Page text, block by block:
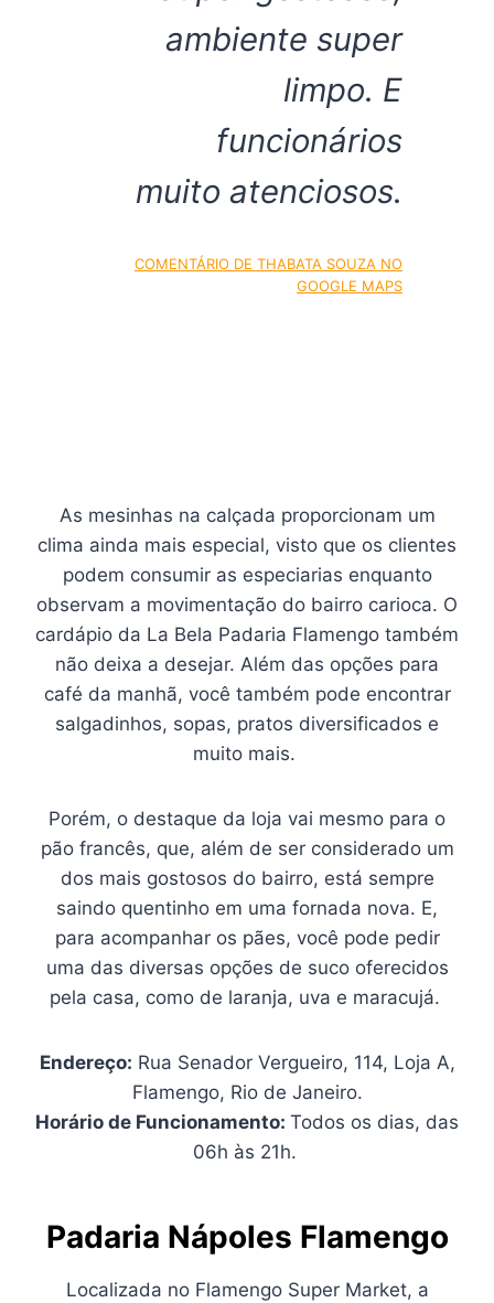
ambiente super
limpo. E
funcionários
muito atenciosos.
COMENTÁRIO DE THABATA SOUZA NO
GOOGLE MAPS
As mesinhas na calçada proporcionam um
clima ainda mais especial, visto que os clientes
podem consumir as especiarias enquanto
observam a movimentação do bairro carioca. O
cardápio da La Bela Padaria Flamengo também
não deixa a desejar. Além das opções para
café da manhã, você também pode encontrar
salgadinhos, sopas, pratos diversificados e
muito mais.
Porém, o destaque da loja vai mesmo para o
pão francês, que, além de ser considerado um
dos mais gostosos do bairro, está sempre
saindo quentinho em uma fornada nova. E,
para acompanhar os pães, você pode pedir
uma das diversas opções de suco oferecidos
pela casa, como de laranja, uva e maracujá.
Endereço: Rua Senador Vergueiro, 114, Loja A,
Flamengo, Rio de Janeiro.
Horário de Funcionamento: Todos os dias, das
06h às 21h.
Padaria Nápoles Flamengo
Localizada no Flamengo Super Market, a